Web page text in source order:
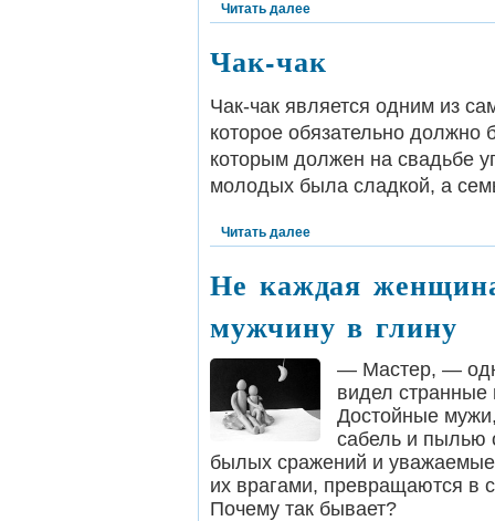
Читать далее
Чак-чак
Чак-чак является одним из
которое обязательно должно
которым должен на свадьбе
молодых была сладкой, а
Читать далее
Не каждая
мужчину в глину
— Мастер, —
видел странные
Достойные
сабель и пылью
былых сражений и уважаемые
их врагами, превращаются в
Почему так бывает?